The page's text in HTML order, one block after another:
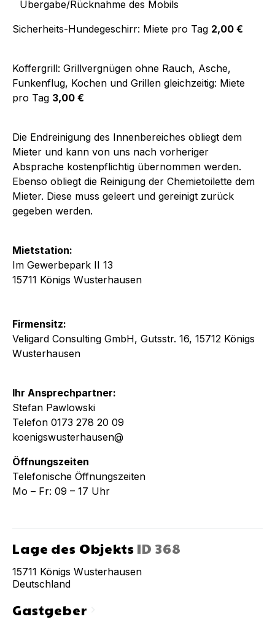
Übergabe/Rücknahme des Mobils
Sicherheits-Hundegeschirr: Miete pro Tag 2,00 €
Koffergrill: Grillvergnügen ohne Rauch, Asche,
Funkenflug, Kochen und Grillen gleichzeitig: Miete
pro Tag 3,00 €
Die Endreinigung des Innenbereiches obliegt dem
Mieter und kann von uns nach vorheriger
Absprache kostenpflichtig übernommen werden.
Ebenso obliegt die Reinigung der Chemietoilette dem
Mieter. Diese muss geleert und gereinigt zurück
gegeben werden.
Mietstation:
Im Gewerbepark II 13
15711 Königs Wusterhausen
Firmensitz:
Veligard Consulting GmbH, Gutsstr. 16, 15712 Königs
Wusterhausen
Ihr Ansprechpartner:
Stefan Pawlowski
Telefon 0173 278 20 09
koenigswusterhausen@
Öffnungszeiten
Telefonische Öffnungszeiten
Mo – Fr: 09 – 17 Uhr
Lage des Objekts ID368
15711 Königs Wusterhausen
Deutschland
Gastgeberchevron_right